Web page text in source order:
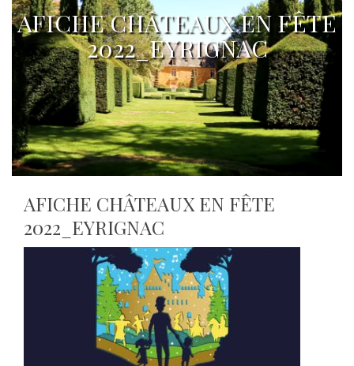
AFICHE CHÂTEAUX EN FÊTE
2022_EYRIGNAC
AFICHE CHÂTEAUX EN FÊTE
2022_EYRIGNAC